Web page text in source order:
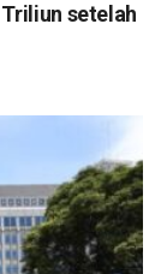
setelah